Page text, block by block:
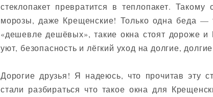
стеклопакет превратится в теплопакет.
морозы, даже Крещенские! Только одна беда —
«дешевле дешёвых», такие окна стоят дороже
уют, безопасность и лёгкий уход на долгие,
Дорогие друзья! Я надеюсь, что прочитав эту
стали разбираться что такое окна для